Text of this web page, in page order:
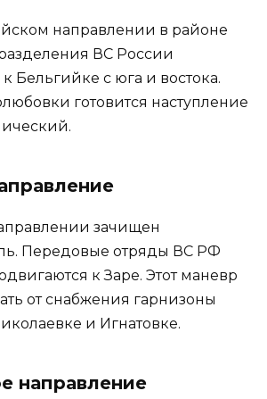
направлении в районе
ВС России
Бельгийке с юга и востока.
готовится наступление
зачищен
Передовые отряды ВС РФ
к Заре. Этот маневр
от снабжения гарнизоны
и Игнатовке.
направление